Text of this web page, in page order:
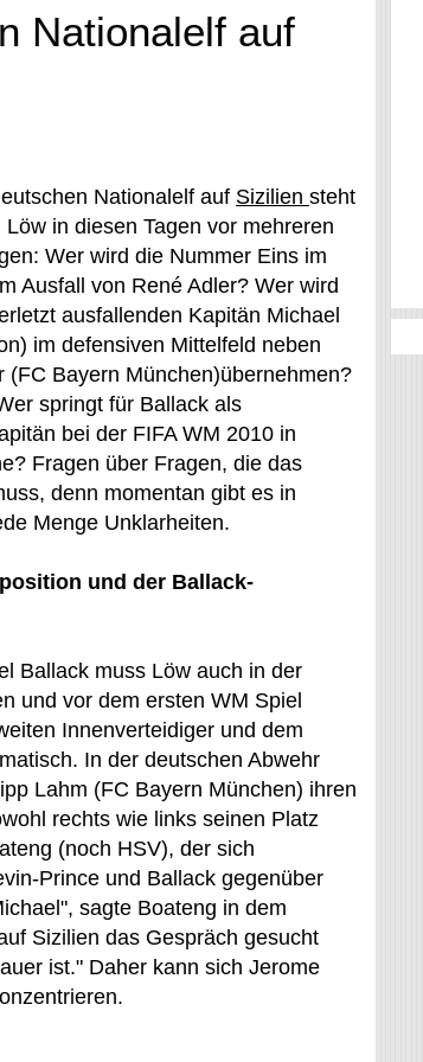
Nationalelf auf
Nationalelf auf Sizilien steht
in diesen Tagen vor mehreren
Wer wird die Nummer Eins im
Ausfall von René Adler? Wer wird
ausfallenden Kapitän Michael
im defensiven Mittelfeld neben
(FC Bayern München)übernehmen?
springt für Ballack als
bei der FIFA WM 2010 in
Fragen über Fragen, die das
denn momentan gibt es in
Menge Unklarheiten.
und der Ballack-
Ballack muss Löw auch in der
und vor dem ersten WM Spiel
Innenverteidiger und dem
In der deutschen Abwehr
Lahm (FC Bayern München) ihren
rechts wie links seinen Platz
(noch HSV), der sich
Prince und Ballack gegenüber
sagte Boateng in dem
Sizilien das Gespräch gesucht
ist." Daher kann sich Jerome